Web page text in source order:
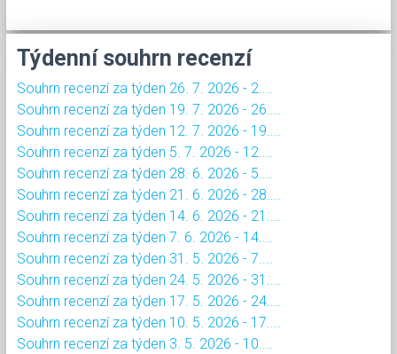
Týdenní souhrn recenzí
Souhrn recenzí za týden 26. 7. 2026 - 2....
Souhrn recenzí za týden 19. 7. 2026 - 26....
Souhrn recenzí za týden 12. 7. 2026 - 19....
Souhrn recenzí za týden 5. 7. 2026 - 12....
Souhrn recenzí za týden 28. 6. 2026 - 5....
Souhrn recenzí za týden 21. 6. 2026 - 28....
Souhrn recenzí za týden 14. 6. 2026 - 21....
Souhrn recenzí za týden 7. 6. 2026 - 14....
Souhrn recenzí za týden 31. 5. 2026 - 7....
Souhrn recenzí za týden 24. 5. 2026 - 31....
Souhrn recenzí za týden 17. 5. 2026 - 24....
Souhrn recenzí za týden 10. 5. 2026 - 17....
Souhrn recenzí za týden 3. 5. 2026 - 10....